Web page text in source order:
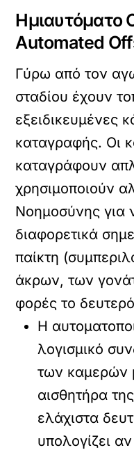
Ημιαυτόματο
Automated
Γύρω από τον
σταδίου έχουν
εξειδικευμένες
καταγραφής. Οι
καταγράφουν
χρησιμοποιούν
Νοημοσύνης για
διαφορετικά
παίκτη
άκρων, των
φορές το
Η
λογισμικό
των καμερών
αισθητήρα
ελάχιστα
υπολογίζει